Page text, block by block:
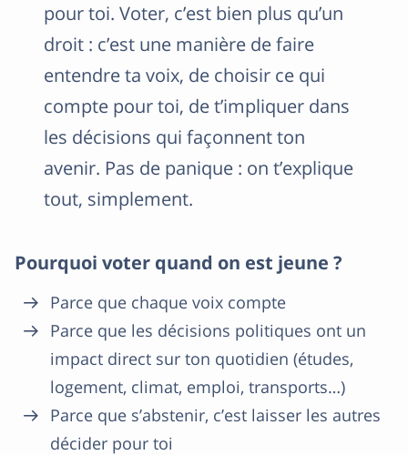
pour toi. Voter, c’est bien plus qu’un
droit : c’est une manière de faire
entendre ta voix, de choisir ce qui
compte pour toi, de t’impliquer dans
les décisions qui façonnent ton
avenir. Pas de panique : on t’explique
tout, simplement.
Pourquoi voter quand on est jeune ?
Parce que chaque voix compte
Parce que les décisions politiques ont un
impact direct sur ton quotidien (études,
logement, climat, emploi, transports…)
Parce que s’abstenir, c’est laisser les autres
décider pour toi